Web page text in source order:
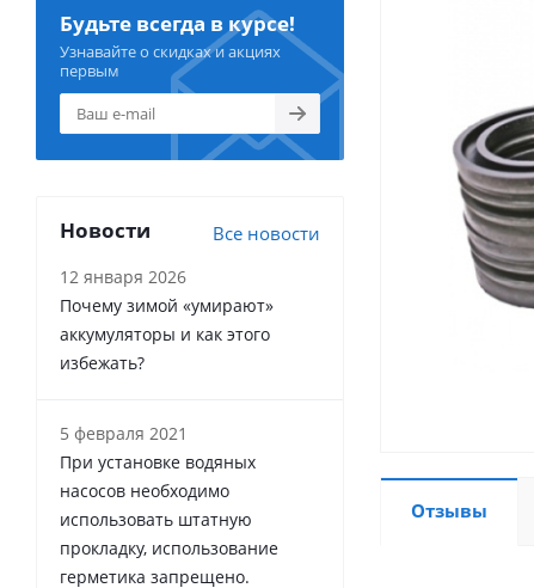
Отзывы
Будьте всегда в курсе!
Узнавайте о скидках и акциях
первым
Новости Все новости
12 января 2026
Почему зимой «умирают»
аккумуляторы и как этого
избежать?
5 февраля 2021
При установке водяных
насосов необходимо
использовать штатную
прокладку, использование
герметика запрещено.